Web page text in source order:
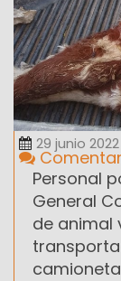
29 junio 2022
Comentar
Personal
General
de animal